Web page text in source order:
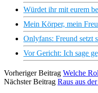
Würdet ihr mit eurem
Mein Körper, mein
Onlyfans: Freund setzt
Vor Gericht: Ich sage
Vorheriger Beitrag Welche
Nächster Beitrag Raus aus